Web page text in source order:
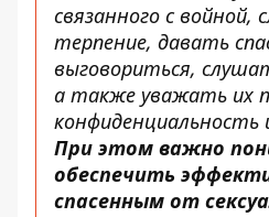
связанного с войной,
терпение, давать
выговориться,
а также уважать их
конфиденциальность
При этом важно
обеспечить
спасенным от